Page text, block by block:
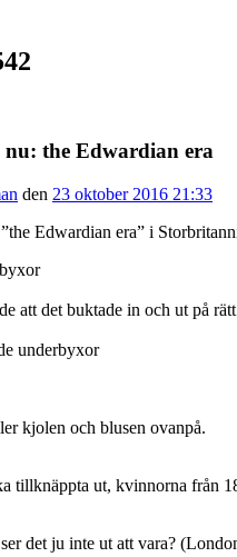
the Edwardian era
den 23 oktober 2016 21:33
Edwardian era” i
att det buktade in och ut på
underbyxor
kjolen och blusen ovanpå.
tillknäppta ut, kvinnorna från
det ju inte ut att vara?